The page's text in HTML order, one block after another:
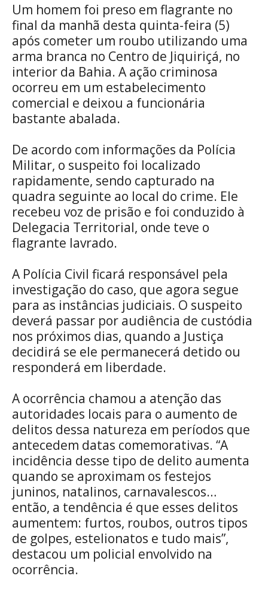
Um homem foi preso em flagrante no
final da manhã desta quinta-feira (5)
após cometer um roubo utilizando uma
arma branca no Centro de Jiquiriçá, no
interior da Bahia. A ação criminosa
ocorreu em um estabelecimento
comercial e deixou a funcionária
bastante abalada.
De acordo com informações da Polícia
Militar, o suspeito foi localizado
rapidamente, sendo capturado na
quadra seguinte ao local do crime. Ele
recebeu voz de prisão e foi conduzido à
Delegacia Territorial, onde teve o
flagrante lavrado.
A Polícia Civil ficará responsável pela
investigação do caso, que agora segue
para as instâncias judiciais. O suspeito
deverá passar por audiência de custódia
nos próximos dias, quando a Justiça
decidirá se ele permanecerá detido ou
responderá em liberdade.
A ocorrência chamou a atenção das
autoridades locais para o aumento de
delitos dessa natureza em períodos que
antecedem datas comemorativas. “A
incidência desse tipo de delito aumenta
quando se aproximam os festejos
juninos, natalinos, carnavalescos…
então, a tendência é que esses delitos
aumentem: furtos, roubos, outros tipos
de golpes, estelionatos e tudo mais”,
destacou um policial envolvido na
ocorrência.